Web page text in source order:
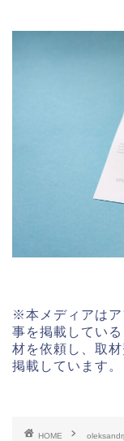
※本メディアはア
事を掲載してい
材を依頼し、取
掲載しています。
HOME